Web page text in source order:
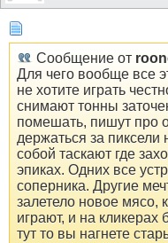
Сообщение от
Для чего вообще все
не хотите играть
снимают тонны
помешать, пишут про
держаться за пиксели
собой таскают где
эпиках. Одних все
соперника. Другие
залетело новое мясо,
играют, и на кликерах
тут то вы нагнете